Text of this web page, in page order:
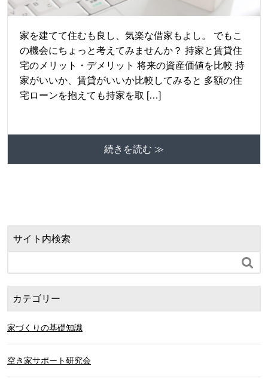
家を建てて住むも良し、気楽な借家もよし。 でもこ
の機会にちょっと考えてみませんか？ 持家と賃貸住
宅のメリット・デメリット 将来の資産価値を比較 持
家がいいか、賃貸がいいか比較してみると 多額の住
宅ローンを抱えても持家を取 […]
続きを読む ≫
サイト内検索

カテゴリー
家づくりの基礎知識
空き家サポート研究会